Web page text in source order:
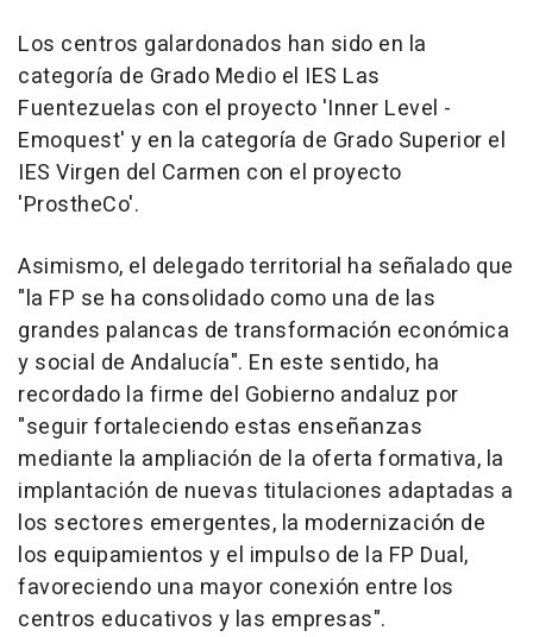
Los centros galardonados han sido en la
categoría de Grado Medio el IES Las
Fuentezuelas con el proyecto 'Inner Level -
Emoquest' y en la categoría de Grado Superior el
IES Virgen del Carmen con el proyecto
'ProstheCo'.
Asimismo, el delegado territorial ha señalado que
"la FP se ha consolidado como una de las
grandes palancas de transformación económica
y social de Andalucía". En este sentido, ha
recordado la firme del Gobierno andaluz por
"seguir fortaleciendo estas enseñanzas
mediante la ampliación de la oferta formativa, la
implantación de nuevas titulaciones adaptadas a
los sectores emergentes, la modernización de
los equipamientos y el impulso de la FP Dual,
favoreciendo una mayor conexión entre los
centros educativos y las empresas".